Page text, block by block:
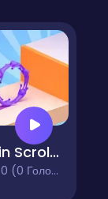
Join Scroll Run
0 (0 Голосів)